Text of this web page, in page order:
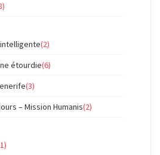
(2)
étourdie(6)
(3)
– Mission Humanis(2)